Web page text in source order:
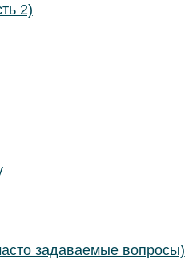
2)
задаваемые вопросы)